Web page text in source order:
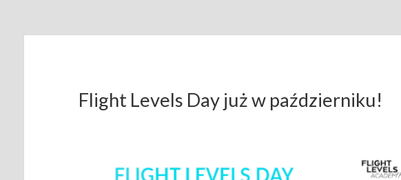
Flight Levels Day już w październiku!